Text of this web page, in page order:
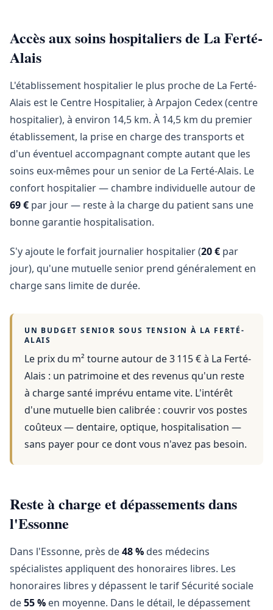
Accès aux soins hospitaliers de La Ferté-
Alais
L'établissement hospitalier le plus proche de La Ferté-
Alais est le Centre Hospitalier, à Arpajon Cedex (centre
hospitalier), à environ 14,5 km. À 14,5 km du premier
établissement, la prise en charge des transports et
d'un éventuel accompagnant compte autant que les
soins eux-mêmes pour un senior de La Ferté-Alais. Le
confort hospitalier — chambre individuelle autour de
69 € par jour — reste à la charge du patient sans une
bonne garantie hospitalisation.
S'y ajoute le forfait journalier hospitalier (20 € par
jour), qu'une mutuelle senior prend généralement en
charge sans limite de durée.
UN BUDGET SENIOR SOUS TENSION À LA FERTÉ-
ALAIS
Le prix du m² tourne autour de 3 115 €à La Ferté-
Alais : un patrimoine et des revenus qu'un reste
à charge santé imprévu entame vite. L'intérêt
d'une mutuelle bien calibrée : couvrir vos postes
coûteux — dentaire, optique, hospitalisation —
sans payer pour ce dont vous n'avez pas besoin.
Reste à charge et dépassements dans
l'Essonne
Dans l'Essonne, près de48 % des médecins
spécialistes appliquent des honoraires libres. Les
honoraires libres y dépassent le tarif Sécurité sociale
de55 % en moyenne. Dans le détail, le dépassement